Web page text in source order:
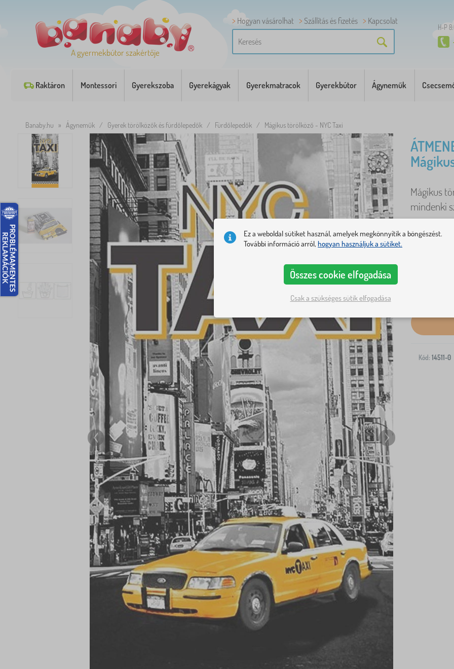
A gyermekbútor szakértője
Hogyan vásárolhat Szállítás és fizetés Kapcsolat
H-P
Raktáron Montessori Gyerekszoba Gyerekágyak Gyerekmatracok Gyerekbútor Ágyneműk
Banaby.hu » Ágyneműk / Gyerek törölközők és fürdőlepedők / Fürdőlepedők / Mágikus törölköző - NYC Taxi
Mágikus
mindenki
Kiszállítás
Kód: 14511-0
Ez a weboldal sütiket használ, amelyek megkönnyítik a böngészést.
További információ arról, hogyan használjuk a sütiket.
Összes cookie elfogadása
Csak a szükséges sütik elfogadása